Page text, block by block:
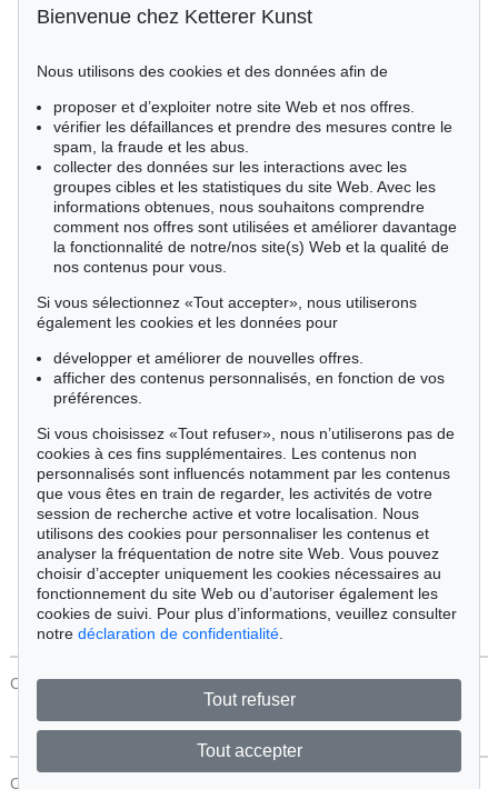
Éditions princeps
Livres pour enfants
Style de vie
Événements clés des sciences naturelles
Littérature mondiale
Littérature économique
Cimélie
Trier par:
Tous les objets
Offres actuelles
Objets vendus
Chercher
CONTACT Protection Des Données
CONTACT
Bienvenue chez Ketterer Kunst
Nous utilisons des cookies et des données afin de
proposer et d’exploiter notre site Web et nos offres.
vérifier les défaillances et prendre des mesures contre le
spam, la fraude et les abus.
collecter des données sur les interactions avec les
groupes cibles et les statistiques du site Web. Avec les
informations obtenues, nous souhaitons comprendre
comment nos offres sont utilisées et améliorer davantage
la fonctionnalité de notre/nos site(s) Web et la qualité de
nos contenus pour vous.
Si vous sélectionnez «Tout accepter», nous utiliserons
également les cookies et les données pour
développer et améliorer de nouvelles offres.
afficher des contenus personnalisés, en fonction de vos
préférences.
Si vous choisissez «Tout refuser», nous n’utiliserons pas de
cookies à ces fins supplémentaires. Les contenus non
personnalisés sont influencés notamment par les contenus
que vous êtes en train de regarder, les activités de votre
session de recherche active et votre localisation. Nous
utilisons des cookies pour personnaliser les contenus et
analyser la fréquentation de notre site Web. Vous pouvez
choisir d’accepter uniquement les cookies nécessaires au
fonctionnement du site Web ou d’autoriser également les
cookies de suivi. Pour plus d’informations, veuillez consulter
notre déclaration de confidentialité
Tout refuser
Tout accepter